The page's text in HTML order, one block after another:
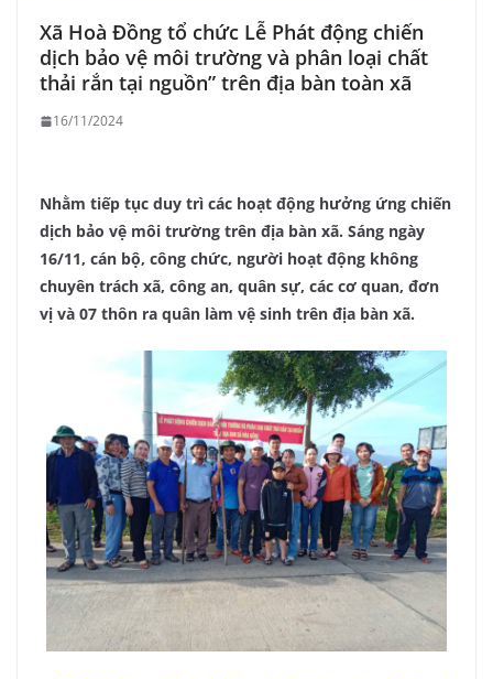
Xã Hoà Đồng tổ chức Lễ Phát động chiến
dịch bảo vệ môi trường và phân loại chất
thải rắn tại nguồn” trên địa bàn toàn xã
16/11/2024
Nhằm tiếp tục duy trì các hoạt động hưởng ứng chiến
dịch bảo vệ môi trường trên địa bàn xã. Sáng ngày
16/11, cán bộ, công chức, người hoạt động không
chuyên trách xã, công an, quân sự, các cơ quan, đơn
vị và 07 thôn ra quân làm vệ sinh trên địa bàn xã.